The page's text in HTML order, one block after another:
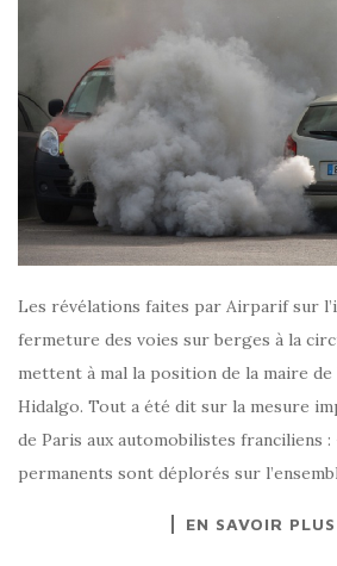
Les révélations faites par Airparif sur
fermeture des voies sur berges à la
mettent à mal la position de la maire de
Hidalgo. Tout a été dit sur la mesure
de Paris aux automobilistes franciliens
permanents sont déplorés sur
EN SAVOIR PLUS